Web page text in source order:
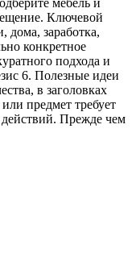
Ключевой
дома, заработка,
конкретное
подхода и
6. Полезные идеи
в заголовках
предмет требует
Прежде чем